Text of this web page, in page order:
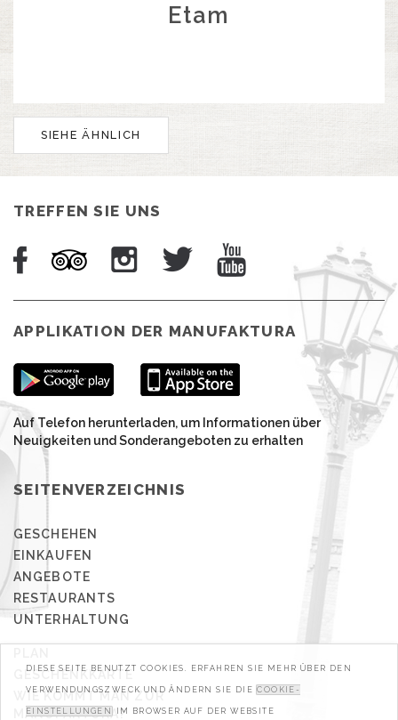
Etam
SIEHE ÄHNLICH
TREFFEN SIE UNS
APPLIKATION DER MANUFAKTURA
Auf Telefon herunterladen, um Informationen über
Neuigkeiten und Sonderangeboten zu erhalten
SEITENVERZEICHNIS
GESCHEHEN
EINKAUFEN
ANGEBOTE
RESTAURANTS
UNTERHALTUNG
GESCHENKKARTE
WIE KOMMT MAN ZUR
MANUFAKTURA?
DIESE SEITE BENUTZT COOKIES. ERFAHREN SIE MEHR ÜBER DEN
VERWENDUNGSZWECK UND ÄNDERN SIE DIE COOKIE-
EINSTELLUNGEN IM BROWSER AUF DER WEBSITE